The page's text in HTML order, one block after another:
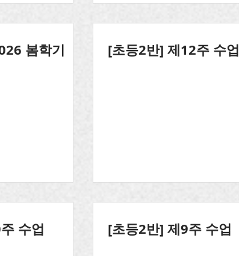
봄학기 [초등2반] 제12주 수업
수업 [초등2반] 제9주 수업